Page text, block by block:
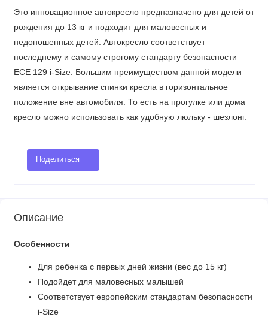
Это инновационное автокресло предназначено для детей от
рождения до 13 кг и подходит для маловесных и
недоношенных детей. Автокресло соответствует
последнему и самому строгому стандарту безопасности
ECE 129 i-Size. Большим преимуществом данной модели
является открывание спинки кресла в горизонтальное
положение вне автомобиля. То есть на прогулке или дома
кресло можно использовать как удобную люльку - шезлонг.
Поделиться
Описание
Особенности
Для ребенка с первых дней жизни (вес до 15 кг)
Подойдет для маловесных малышей
Соответствует европейским стандартам безопасности
i-Size